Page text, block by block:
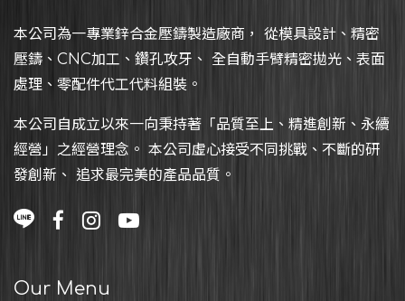
本公司為一專業鋅合金壓鑄製造廠商， 從模具設計、精密
壓鑄、CNC加工、鑽孔攻牙、 全自動手臂精密拋光、表面
處理、零配件代工代料組裝。
本公司自成立以來一向秉持著「品質至上、精進創新、永續
經營」之經營理念。 本公司虛心接受不同挑戰、不斷的研
發創新、 追求最完美的產品品質。
Our Menu